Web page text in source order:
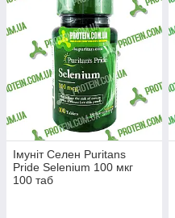
Імуніт Селен Puritans
Pride Selenium 100 мкг
100 таб